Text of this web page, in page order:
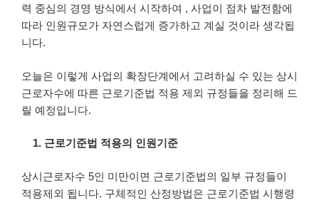
력 중심의 경영 방식에서 시작하여 , 사업이 점차 발전함에
따라 인원규모가 자연스럽게 증가하고 계실 것이라 생각됩
니다.
오늘은 이렇게 사업의 확장단계에서 고려하실 수 있는 상시
근로자수에 따른 근로기준법 적용 제외 규정들을 정리해 드
릴 예정입니다.
1. 근로기준법 적용의 인원기준
상시근로자수 5인 미만이면 근로기준법의 일부 규정들이
적용제외 됩니다. 구체적인 산정방법은 근로기준법 시행령